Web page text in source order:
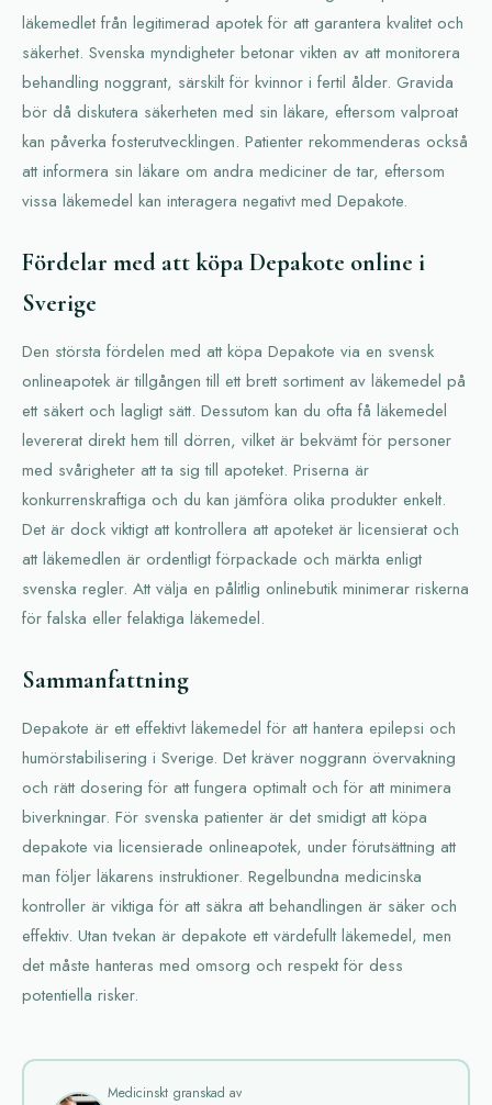
läkemedlet från legitimerad apotek för att garantera kvalitet och
säkerhet. Svenska myndigheter betonar vikten av att monitorera
behandling noggrant, särskilt för kvinnor i fertil ålder. Gravida
bör då diskutera säkerheten med sin läkare, eftersom valproat
kan påverka fosterutvecklingen. Patienter rekommenderas också
att informera sin läkare om andra mediciner de tar, eftersom
vissa läkemedel kan interagera negativt med Depakote.
Fördelar med att köpa Depakote online i
Sverige
Den största fördelen med att köpa Depakote via en svensk
onlineapotek är tillgången till ett brett sortiment av läkemedel på
ett säkert och lagligt sätt. Dessutom kan du ofta få läkemedel
levererat direkt hem till dörren, vilket är bekvämt för personer
med svårigheter att ta sig till apoteket. Priserna är
konkurrenskraftiga och du kan jämföra olika produkter enkelt.
Det är dock viktigt att kontrollera att apoteket är licensierat och
att läkemedlen är ordentligt förpackade och märkta enligt
svenska regler. Att välja en pålitlig onlinebutik minimerar riskerna
för falska eller felaktiga läkemedel.
Sammanfattning
Depakote är ett effektivt läkemedel för att hantera epilepsi och
humörstabilisering i Sverige. Det kräver noggrann övervakning
och rätt dosering för att fungera optimalt och för att minimera
biverkningar. För svenska patienter är det smidigt att köpa
depakote via licensierade onlineapotek, under förutsättning att
man följer läkarens instruktioner. Regelbundna medicinska
kontroller är viktiga för att säkra att behandlingen är säker och
effektiv. Utan tvekan är depakote ett värdefullt läkemedel, men
det måste hanteras med omsorg och respekt för dess
potentiella risker.
Medicinskt granskad av